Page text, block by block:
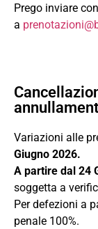
Prego inviare
a
Variazioni alle
Giugno 2026.
A partire dal 24
soggetta a
Per defezioni a
penale 100%.